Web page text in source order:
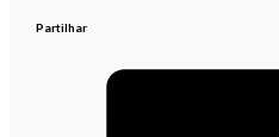
Partilhar